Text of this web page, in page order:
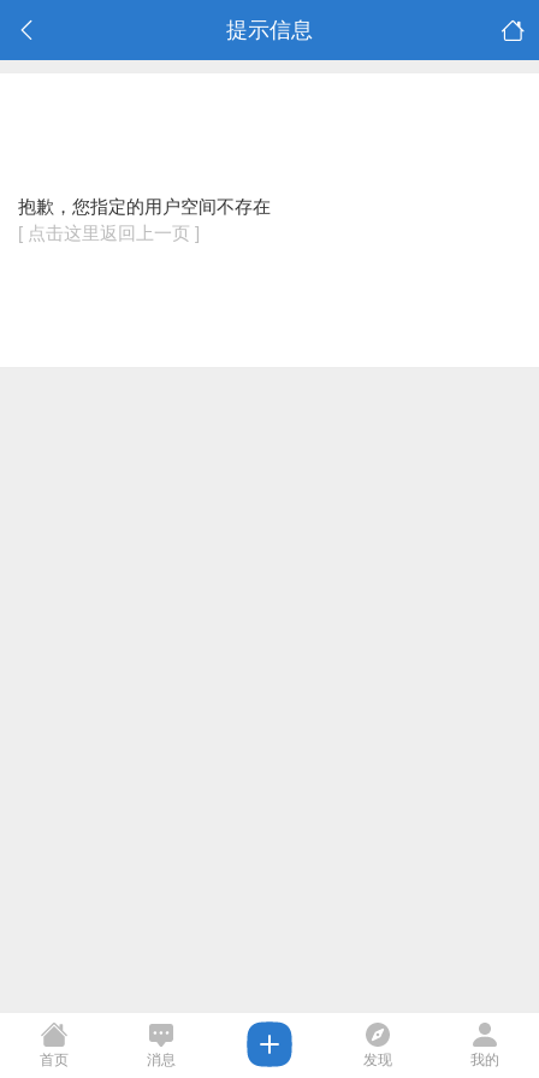
提示信息
抱歉，您指定的用户空间不存在
[ 点击这里返回上一页 ]
首页 消息 发现 我的